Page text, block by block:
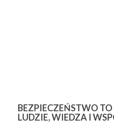
BEZPIECZEŃSTWO
LUDZIE, WIEDZA I